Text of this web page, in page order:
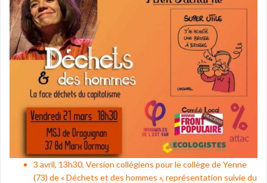
3 avril, 13h30, Version collégiens pour le collège de Yenne
(73) de « Déchets et des hommes », représentation suivie du